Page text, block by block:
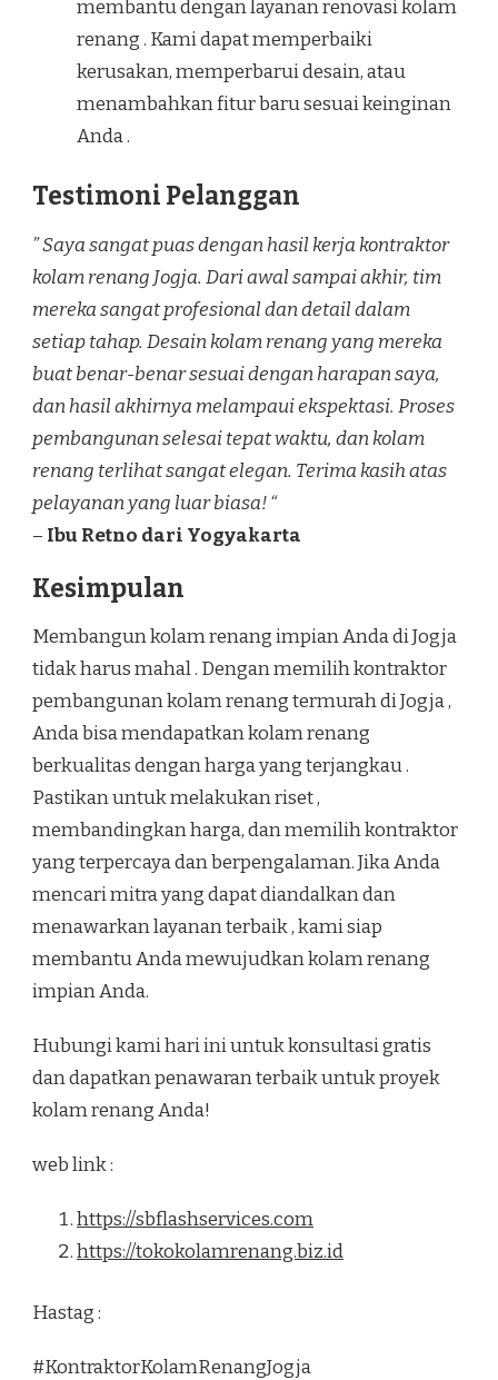
membantu dengan layanan renovasi kolam
renang . Kami dapat memperbaiki
kerusakan, memperbarui desain, atau
menambahkan fitur baru sesuai keinginan
Anda .
Testimoni Pelanggan
” Saya sangat puas dengan hasil kerja kontraktor
kolam renang Jogja. Dari awal sampai akhir, tim
mereka sangat profesional dan detail dalam
setiap tahap. Desain kolam renang yang mereka
buat benar-benar sesuai dengan harapan saya,
dan hasil akhirnya melampaui ekspektasi. Proses
pembangunan selesai tepat waktu, dan kolam
renang terlihat sangat elegan. Terima kasih atas
pelayanan yang luar biasa! “
– Ibu Retno dari Yogyakarta
Kesimpulan
Membangun kolam renang impian Anda di Jogja
tidak harus mahal . Dengan memilih kontraktor
pembangunan kolam renang termurah di Jogja ,
Anda bisa mendapatkan kolam renang
berkualitas dengan harga yang terjangkau .
Pastikan untuk melakukan riset ,
membandingkan harga, dan memilih kontraktor
yang terpercaya dan berpengalaman. Jika Anda
mencari mitra yang dapat diandalkan dan
menawarkan layanan terbaik , kami siap
membantu Anda mewujudkan kolam renang
impian Anda.
Hubungi kami hari ini untuk konsultasi gratis
dan dapatkan penawaran terbaik untuk proyek
kolam renang Anda!
web link :
https://sbflashservices.com
https://tokokolamrenang.biz.id
Hastag :
#KontraktorKolamRenangJogja